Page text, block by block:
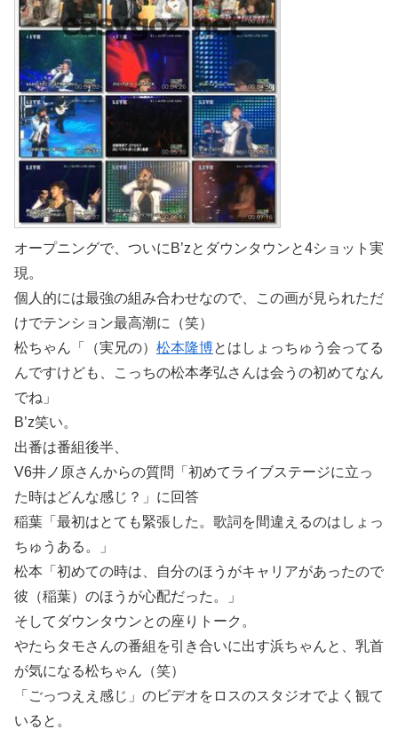
オープニングで、ついにB’zとダウンタウンと4ショット実
現。
個人的には最強の組み合わせなので、この画が見られただ
けでテンション最高潮に（笑）
松ちゃん「（実兄の） 松本隆博とはしょっちゅう会ってる
んですけども、こっちの松本孝弘さんは会うの初めてなん
でね」
B’z笑い。
出番は番組後半、
V6井ノ原さんからの質問「初めてライブステージに立っ
た時はどんな感じ？」に回答
稲葉「最初はとても緊張した。歌詞を間違えるのはしょっ
ちゅうある。」
松本「初めての時は、自分のほうがキャリアがあったので
彼（稲葉）のほうが心配だった。」
そしてダウンタウンとの座りトーク。
やたらタモさんの番組を引き合いに出す浜ちゃんと、乳首
が気になる松ちゃん（笑）
「ごっつええ感じ」のビデオをロスのスタジオでよく観て
いると。